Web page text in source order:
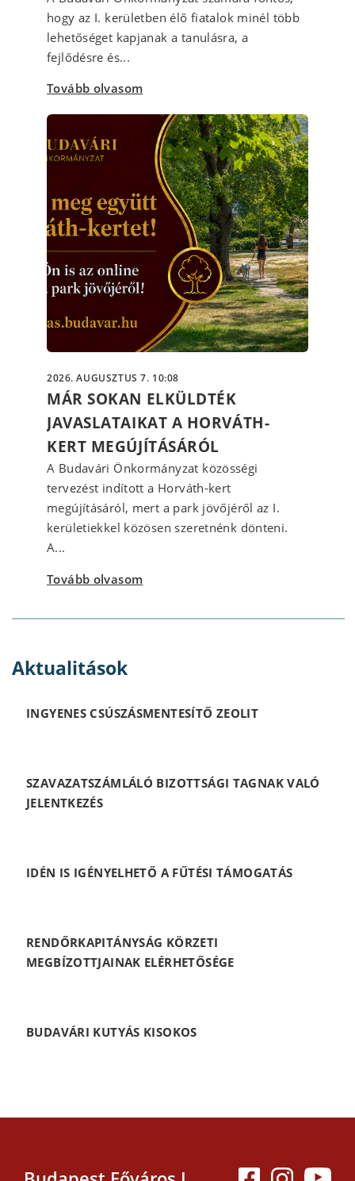
hogy az I. kerületben élő fiatalok minél több
lehetőséget kapjanak a tanulásra, a
fejlődésre és...
Tovább olvasom
2026. AUGUSZTUS 7. 10:08
MÁR SOKAN ELKÜLDTÉK
JAVASLATAIKAT A HORVÁTH-
KERT MEGÚJÍTÁSÁRÓL
A Budavári Önkormányzat közösségi
tervezést indított a Horváth-kert
megújításáról, mert a park jövőjéről az I.
kerületiekkel közösen szeretnénk dönteni.
A...
Tovább olvasom
Aktualitások
INGYENES CSÚSZÁSMENTESÍTŐ ZEOLIT
SZAVAZATSZÁMLÁLÓ BIZOTTSÁGI TAGNAK VALÓ
JELENTKEZÉS
IDÉN IS IGÉNYELHETŐ A FŰTÉSI TÁMOGATÁS
RENDŐRKAPITÁNYSÁG KÖRZETI
MEGBÍZOTTJAINAK ELÉRHETŐSÉGE
BUDAVÁRI KUTYÁS KISOKOS